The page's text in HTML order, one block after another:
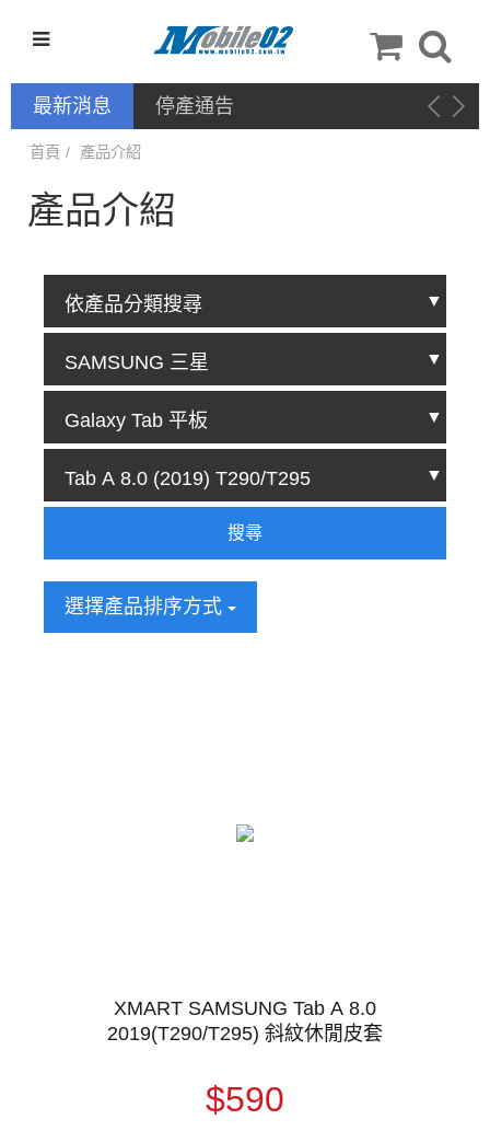
最新消息 停產通告
首頁 產品介紹
產品介紹
搜尋
選擇產品排序方式
XMART SAMSUNG Tab A 8.0
2019(T290/T295) 斜紋休閒皮套
$590